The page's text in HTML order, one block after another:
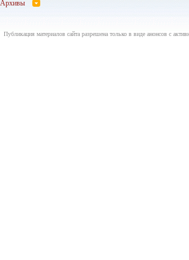
Архивы
Публикация материалов сайта разрешена только в виде анонсов с